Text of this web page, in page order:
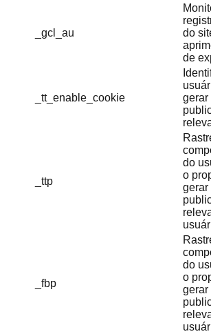
_gcl_au
do
de
_tt_enable_cookie
gerar
_ttp
do
o
gerar
_fbp
do
o
gerar